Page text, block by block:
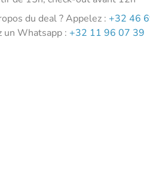
du deal ? Appelez :+32 46
un Whatsapp :+32 11 96 07 39